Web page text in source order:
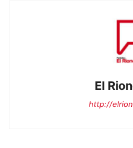
El
http://